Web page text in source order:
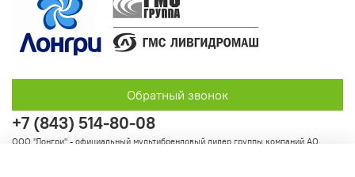
+7 (843) 514-80-08
ООО "Лонгри" - официальный мультибрендовый дилер группы компаний АО
Обратный звонок